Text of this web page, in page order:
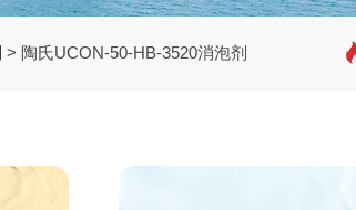
> 陶氏UCON-50-HB-3520消泡剂